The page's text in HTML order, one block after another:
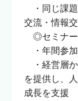
・同じ課題
交流・情報
◎セミナー
・年間参加
・経営層か
を提供し、
成長を支援